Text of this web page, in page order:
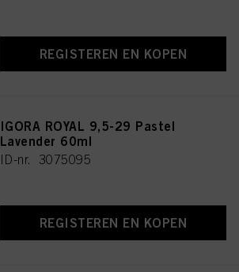
REGISTEREN EN KOPEN
IGORA ROYAL 9,5-29 Pastel
Lavender 60ml
ID-nr. 3075095
REGISTEREN EN KOPEN